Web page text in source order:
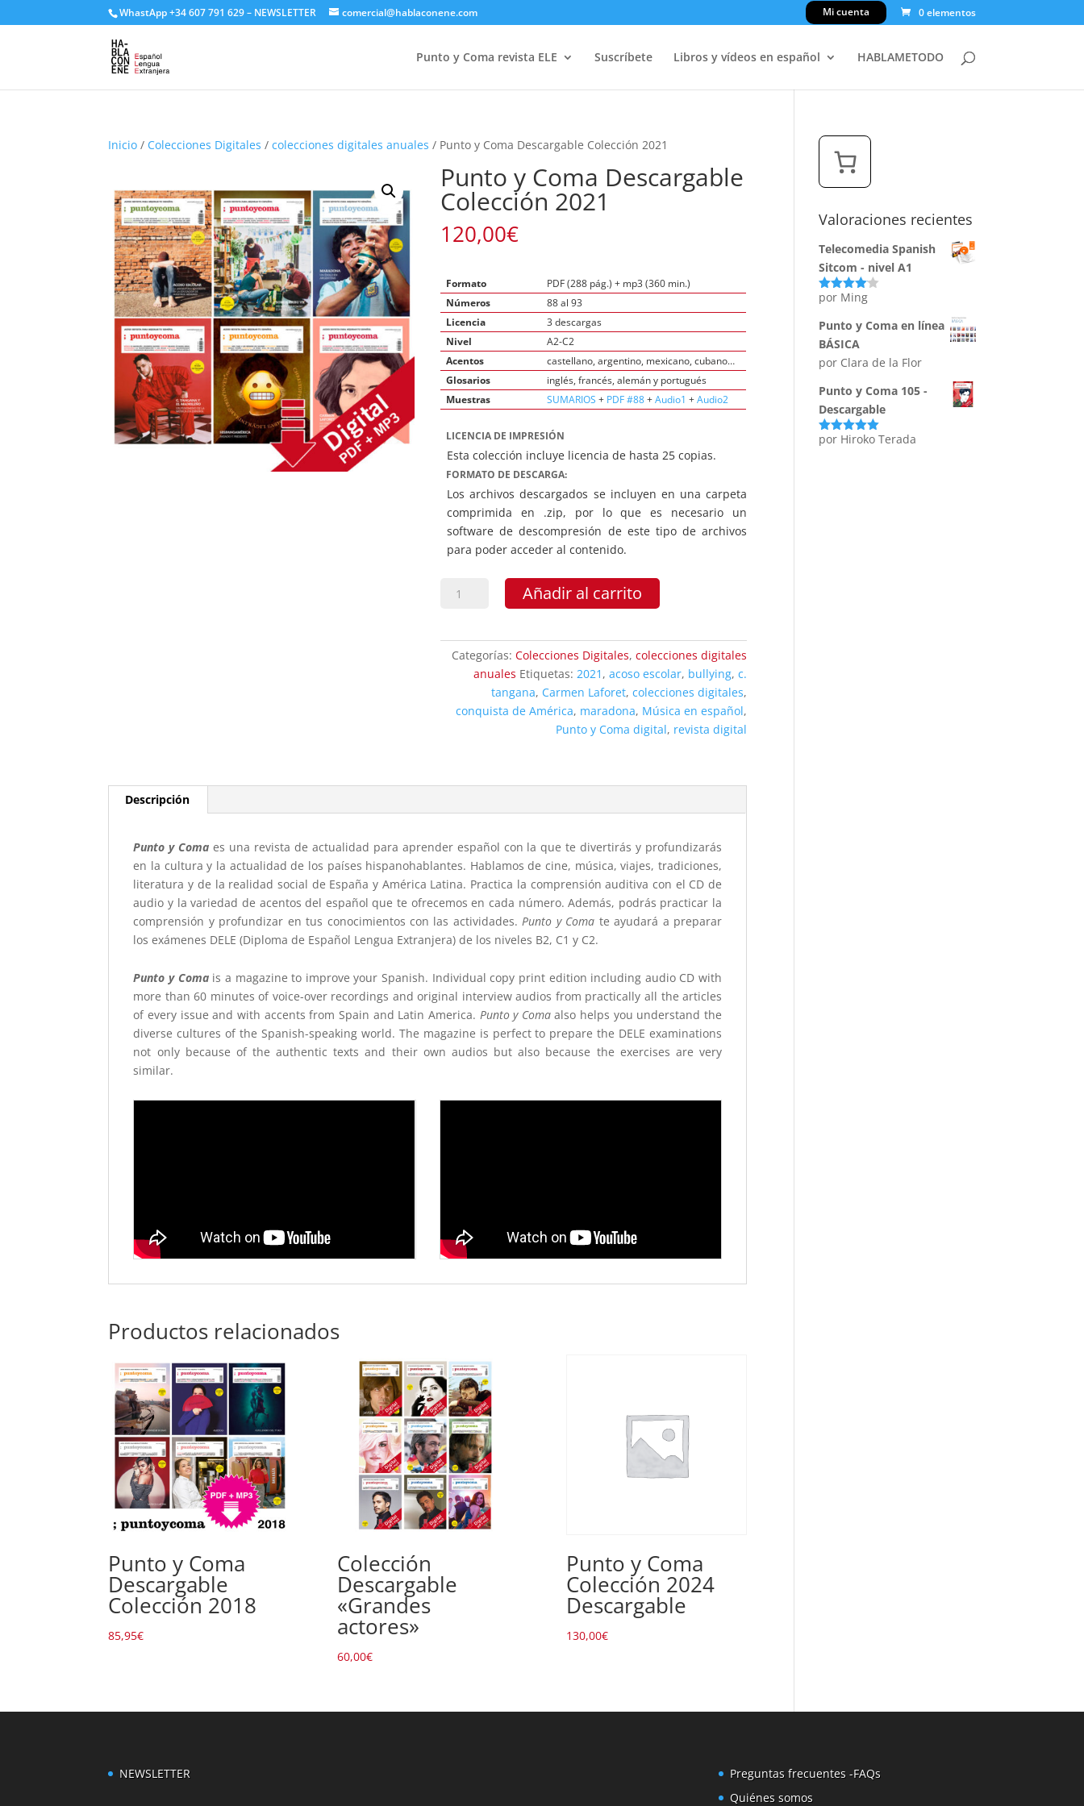
WhastApp+34 607 791 629– NEWSLETTER comercial@hablaconene.com Mi cuenta 0 elementos
Punto y Coma revista ELE Suscríbete Libros y vídeos en español HABLAMETODO
Inicio / Colecciones Digitales /colecciones digitales anuales / Punto y Coma Descargable Colección 2021
Punto y Coma Descargable
Colección 2021
120,00€
Formato
PDF (288 pág.) + mp3 (360 min.)
Números
88 al 93
Licencia
3 descargas
Nivel
A2-C2
Acentos
castellano, argentino, mexicano, cubano…
Glosarios
inglés, francés, alemán y portugués
Muestras
SUMARIOS + PDF #88+Audio1 +Audio2
LICENCIA DE IMPRESIÓN
Esta colección incluye licencia de hasta 25 copias.
FORMATO DE DESCARGA:
Los archivos descargados se incluyen en una carpeta
comprimida en .zip, por lo que es necesario un
software de descompresión de este tipo de archivos
para poder acceder al contenido.
Punto
Descargable
Colección
Añadir al carrito
Categorías:Colecciones Digitales,colecciones digitales
anuales Etiquetas:2021 ,acoso escolar, bullying,c.
tangana, Carmen Laforet,colecciones digitales,
conquista de América, maradona, Música en español,
Punto y Coma digital, revista digital
Descripción
Punto y Coma es una revista de actualidad para aprender español con la que te divertirás y profundizarás
en la cultura y la actualidad de los países hispanohablantes. Hablamos de cine, música, viajes, tradiciones,
literatura y de la realidad social de España y América Latina. Practica la comprensión auditiva con el CD de
audio y la variedad de acentos del español que te ofrecemos en cada número. Además, podrás practicar la
comprensión y profundizar en tus conocimientos con las actividades.Punto y Coma te ayudará a preparar
los exámenes DELE (Diploma de Español Lengua Extranjera) de los niveles B2, C1 y C2.
Punto y Comais a magazine to improve your Spanish. Individual copy print edition including audio CD with
more than 60 minutes of voice-over recordings and original interview audios from practically all the articles
of every issue and with accents from Spain and Latin America. Punto y Comaalso helps you understand the
diverse cultures of the Spanish-speaking world. The magazine is perfect to prepare the DELE examinations
not only because of the authentic texts and their own audios but also because the exercises are very
similar.
Productos relacionados
Punto y Coma
Descargable
Colección 2018
85,95€
Colección
Descargable
«Grandes
actores»
60,00€
Punto y Coma
Colección 2024
Descargable
130,00€
Valoraciones recientes
Telecomedia Spanish
Sitcom - nivel A1
Valorado
5
por Ming
Punto y Coma en línea
BÁSICA
por Clara de la Flor
Punto y Coma 105 -
Descargable
Valorado
por Hiroko Terada
NEWSLETTER
Preguntas frecuentes -FAQs
Quiénes somos